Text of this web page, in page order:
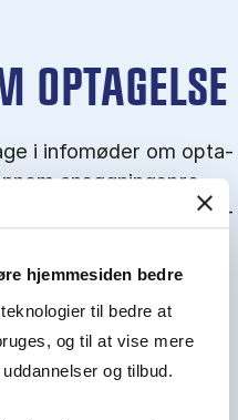
hjemmesiden bedre
til bedre at
og til at vise mere
og tilbud.
OP­TA­GEL­SE
i in­fo­mø­der om op­ta­
an­søg­nings­pro­
1 og 2, sprog- og ad­
dine chancer
slutningen af august.